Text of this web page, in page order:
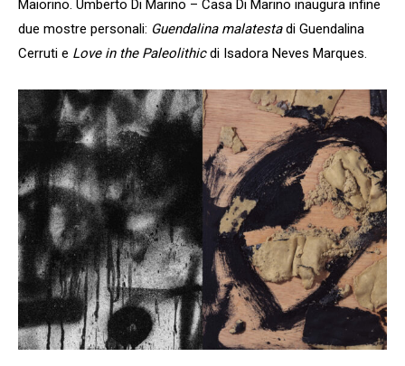
Maiorino. Umberto Di Marino – Casa Di Marino inaugura infine
due mostre personali: Guendalina malatestadi Guendalina
Cerruti e Love in the Paleolithicdi Isadora Neves Marques.